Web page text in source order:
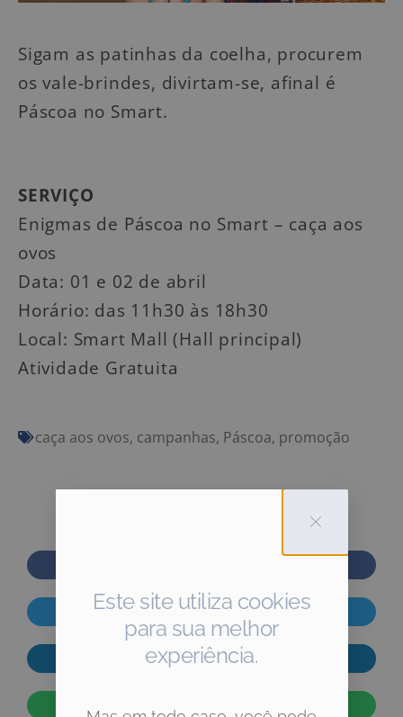
Sigam as patinhas da coelha, procurem
os vale-brindes, divirtam-se, afinal é
Páscoa no Smart.
SERVIÇO
Enigmas de Páscoa no Smart – caça aos
ovos
Data: 01 e 02 de abril
Horário: das 11h30 às 18h30
Local: Smart Mall (Hall principal)
Atividade Gratuita
caça aos ovos, campanhas, Páscoa, promoção
Este site utiliza cookies
para sua melhor
experiência.